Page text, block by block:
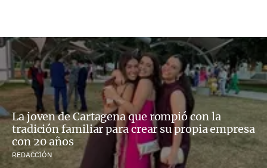
La joven de Cartagena que rompió con la
tradición familiar para crear su propia empresa
con 20 años
REDACCIÓN